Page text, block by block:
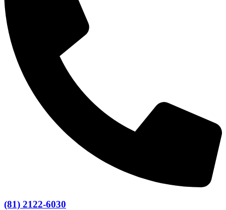
(81) 2122-6030